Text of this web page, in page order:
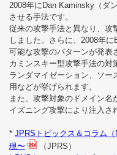
2008年にDan Kaminsky（ダ
させる手法です。
従来の攻撃手法と異なり、攻
しました。さらに、2008年
可能な攻撃のパターンが発表
カミンスキー型攻撃手法の対
ランダマイゼーション、ソー
用などが挙げられます。
また、攻撃対象のドメイン
イズニング攻撃により注入さ
* JPRSトピックス＆コラム
現〜
（JPRS）